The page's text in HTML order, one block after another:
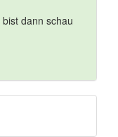
dann schau